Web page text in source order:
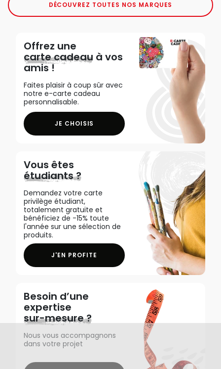
DÉCOUVREZ TOUTES NOS MARQUES
Offrez une
carte cadeau à vos
amis !
Faites plaisir à coup sûr avec
notre e-carte cadeau
personnalisable.
JE CHOISIS
Vous êtes
étudiants ?
Demandez votre carte
privilège étudiant,
totalement gratuite et
bénéficiez de -15% toute
l'année sur une sélection de
produits.
J'EN PROFITE
Besoin d’une
expertise
sur-mesure ?
Nous vous accompagnons
dans votre projet